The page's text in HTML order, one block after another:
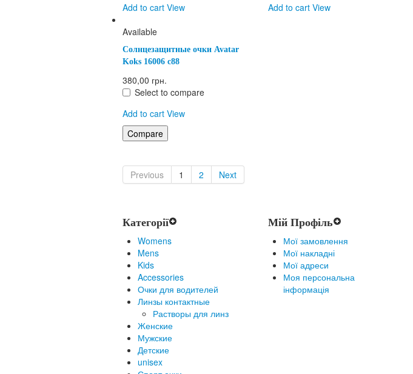
Add to cart View
Add to cart View
Available
Cолнцезащитные очки Avatar
Koks 16006 с88
380,00 грн.
Select to compare
Add to cart View
Previous 1 2 Next
Категорії
Womens
Mens
Kids
Accessories
Очки для водителей
Линзы контактные
Растворы для линз
Женские
Мужские
Детские
unisex
Мій Профіль
Мої замовлення
Мої накладні
Мої адреси
Моя персональна
інформація